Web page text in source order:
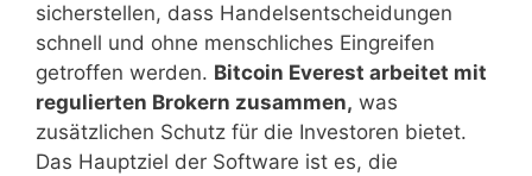
sicherstellen, dass Handelsentscheidungen
schnell und ohne menschliches Eingreifen
getroffen werden. Bitcoin Everest arbeitet mit
regulierten Brokern zusammen, was
zusätzlichen Schutz für die Investoren bietet.
Das Hauptziel der Software ist es, die